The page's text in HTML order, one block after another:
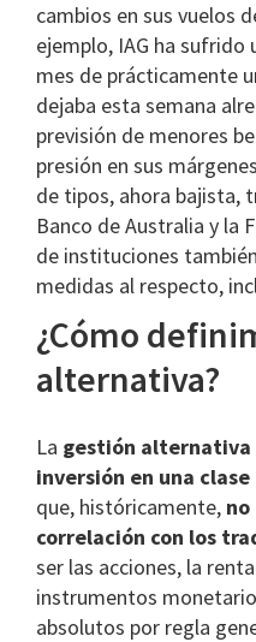
cambios en sus vuelos
ejemplo, IAG ha sufrido
mes de prácticamente
dejaba esta semana
previsión de menores
presión en sus
de tipos, ahora bajista,
Banco de Australia y la
de instituciones
medidas al respecto,
¿Cómo
alternativa?
La gestión alternativa
inversión en una
que, históricamente, no
correlación con los
ser las acciones, la
instrumentos
absolutos por regla